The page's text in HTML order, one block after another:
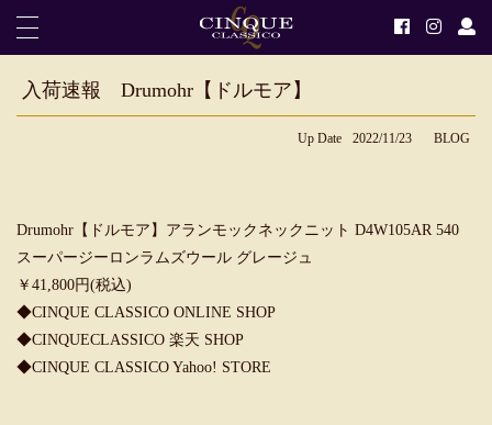
入荷速報 Drumohr【ドルモア】
Up Date 2022/11/23 BLOG
Drumohr【ドルモア】アランモックネックニット D4W105AR 540
スーパージーロンラムズウール グレージュ
￥41,800円(税込)
◆CINQUE CLASSICO ONLINE SHOP
◆CINQUECLASSICO 楽天 SHOP
◆CINQUE CLASSICO Yahoo! STORE